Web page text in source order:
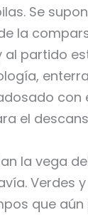
Se
la
al partido
con
el
la vega
Verdes
que